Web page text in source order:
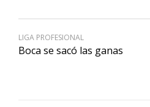
LIGA PROFESIONAL
Boca se sacó las ganas